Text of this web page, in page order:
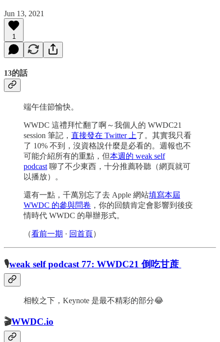
Jun 13, 2021
1
13的話
端午佳節愉快。
WWDC 這禮拜忙翻了啊～我個人的 WWDC21
session 筆記， 直接發在 Twitter 上了。其實我只看
了 10% 不到，沒資格說什麼是必看的。週報也不
可能介紹所有的重點，但本週的 weak self
podcast 聊了不少東西，十分推薦聆聽（網頁就可
以播放）。
還有一點，千萬別忘了去 Apple 網站填寫本屆
WWDC 的參與問卷 ，你的回饋肯定會影響到後疫
情時代 WWDC 的舉辦形式。
（看前一期 · 回首頁）
🎙weak self podcast 77: WWDC21 倒吃甘蔗
相較之下，Keynote 是最不精彩的部分😂
🎬WWDC.io